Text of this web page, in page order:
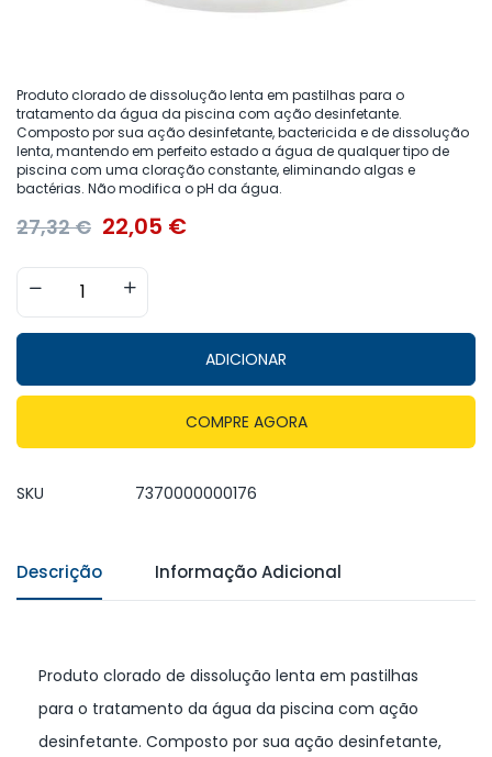
Produto clorado de dissolução lenta em pastilhas para o
tratamento da água da piscina com ação desinfetante.
Composto por sua ação desinfetante, bactericida e de dissolução
lenta, mantendo em perfeito estado a água de qualquer tipo de
piscina com uma cloração constante, eliminando algas e
bactérias. Não modifica o pH da água.
27,32€ 22,05 €
ADICIONAR
COMPRE AGORA
SKU 7370000000176
Descrição Informação Adicional
Produto clorado de dissolução lenta em pastilhas
para o tratamento da água da piscina com ação
desinfetante. Composto por sua ação desinfetante,